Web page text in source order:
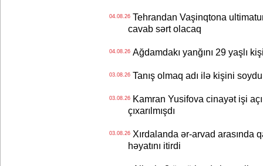
04.08.26Tehrandan Vaşinqtona
cavab sərt olacaq
04.08.26Ağdamdakı yanğını 29 yaşlı
03.08.26Tanış olmaq adı ilə kişini
03.08.26Kamran Yusifova cinayət işi
çıxarılmışdı
03.08.26Xırdalanda ər-arvad arasında
həyatını itirdi